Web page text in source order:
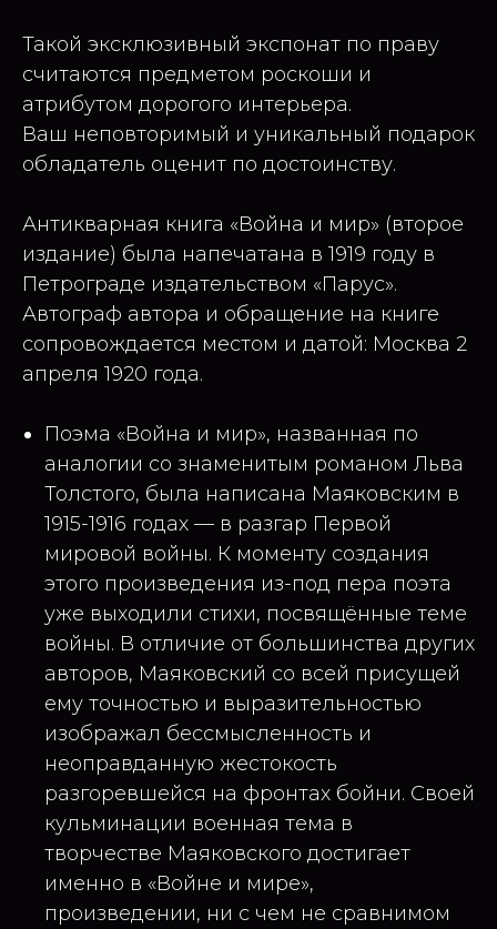
Такой эксклюзивный экспонат по праву
считаются предметом роскоши и
атрибутом дорогого интерьера.
Ваш неповторимый и уникальный подарок
обладатель оценит по достоинству.
Антикварная книга «Война и мир» (второе
издание) была напечатана в 1919 году в
Петрограде издательством «Парус».
Автограф автора и обращение на книге
сопровождается местом и датой: Москва 2
апреля 1920 года.
Поэма «Война и мир», названная по
аналогии со знаменитым романом Льва
Толстого, была написана Маяковским в
1915-1916 годах — в разгар Первой
мировой войны. К моменту создания
этого произведения из-под пера поэта
уже выходили стихи, посвящённые теме
войны. В отличие от большинства других
авторов, Маяковский со всей присущей
ему точностью и выразительностью
изображал бессмысленность и
неоправданную жестокость
разгоревшейся на фронтах бойни. Своей
кульминации военная тема в
творчестве Маяковского достигает
именно в «Войне и мире»,
произведении, ни с чем не сравнимом